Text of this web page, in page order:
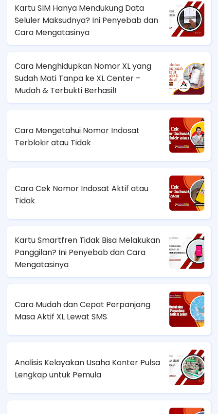
Kartu SIM Hanya Mendukung Data
Seluler Maksudnya? Ini Penyebab dan
Cara Mengatasinya
Cara Menghidupkan Nomor XL yang
Sudah Mati Tanpa ke XL Center –
Mudah & Terbukti Berhasil!
Cara Mengetahui Nomor Indosat
Terblokir atau Tidak
Cara Cek Nomor Indosat Aktif atau
Tidak
Kartu Smartfren Tidak Bisa Melakukan
Panggilan? Ini Penyebab dan Cara
Mengatasinya
Cara Mudah dan Cepat Perpanjang
Masa Aktif XL Lewat SMS
Analisis Kelayakan Usaha Konter Pulsa
Lengkap untuk Pemula